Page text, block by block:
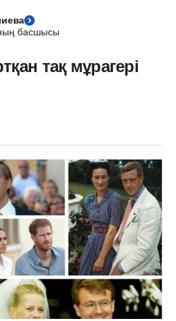
басшысы
тақ мұрагері